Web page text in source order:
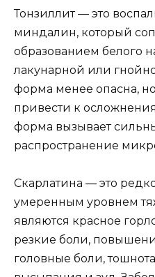
Тонзиллит — это
миндалин, который
образованием белого
лакунарной или
форма менее опасна,
привести к
форма вызывает
распространение
Скарлатина — это
умеренным уровнем
являются красное
резкие боли,
головные боли,